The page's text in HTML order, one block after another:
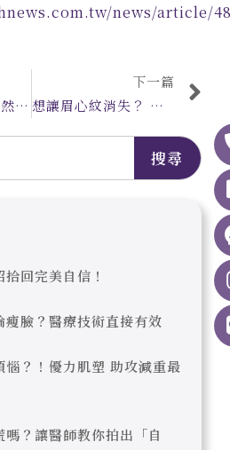
news/article/
指甲旁邊倒刺 居然跟新冠疫情有關？
下一篇
想讓眉心紋消失？ 醫師教可以「這樣做」
搜尋
回完美自信！
瘦臉？醫療技術直接有效
惱？！優力肌塑 助攻減重最
？讓醫師教你拍出「自